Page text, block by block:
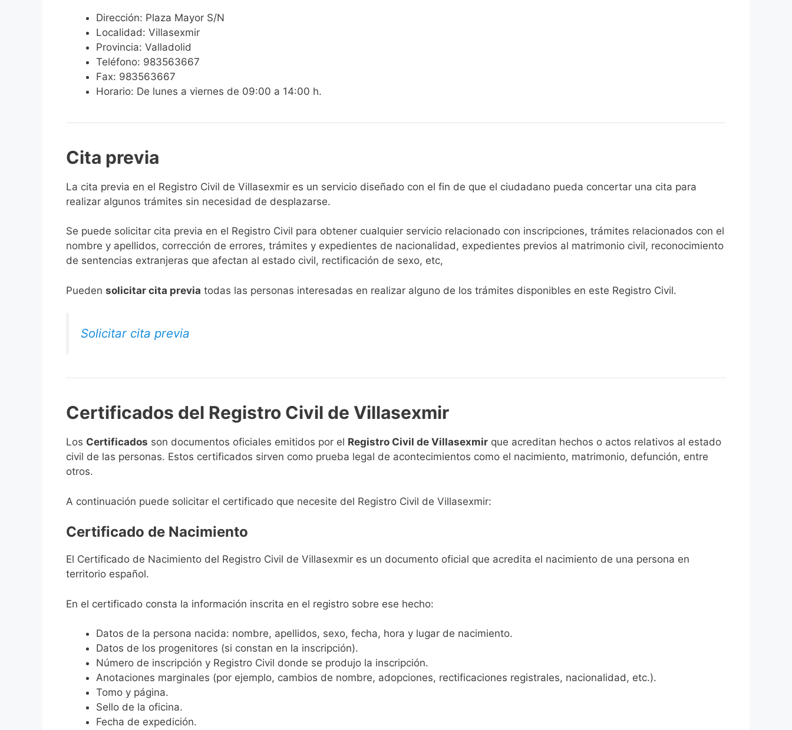
Dirección: Plaza Mayor S/N
Localidad: Villasexmir
Provincia: Valladolid
Teléfono: 983563667
Fax: 983563667
Horario: De lunes a viernes de 09:00 a 14:00 h.
Cita previa
​​​​​​​​​​​​​​​​​​​​​​​​​​​​La cita previa en el Registro Civil de Villasexmir es un servicio diseñado con el fin de que el ciudadano pueda concertar una cita para
realizar algunos trámites sin necesidad de desplazarse.​
Se puede solicitar cita previa en el Registro Civil para obtener cualquier servicio relacionado con inscripciones, trámites relacionados con el
nombre y apellidos, corrección de errores, trámites y expedientes de nacionalidad, expedientes previos al matrimonio civil, reconocimiento
de sentencias extranjeras que afectan al estado civil, rectificación de sexo, etc,
​Pueden solicitar cita previa todas las personas interesadas en realizar alguno de los trámites disponibles en este Registro Civil.​
Solicitar cita previa
Certificados del Registro Civil de Villasexmir
Los Certificados son documentos oficiales emitidos por el Registro Civil de Villasexmir que acreditan hechos o actos relativos al estado
civil de las personas. Estos certificados sirven como prueba legal de acontecimientos como el nacimiento, matrimonio, defunción, entre
otros.
A continuación puede solicitar el certificado que necesite del Registro Civil de Villasexmir:
Certificado de Nacimiento
El Certificado de Nacimiento del Registro Civil de Villasexmir es un documento oficial que acredita el nacimiento de una persona en
territorio español.
En el certificado consta la información inscrita en el registro sobre ese hecho:
Datos de la persona nacida: nombre, apellidos, sexo, fecha, hora y lugar de nacimiento.
Datos de los progenitores (si constan en la inscripción).
Número de inscripción y Registro Civil donde se produjo la inscripción.
Anotaciones marginales (por ejemplo, cambios de nombre, adopciones, rectificaciones registrales, nacionalidad, etc.).
Tomo y página.
Sello de la oficina.
Fecha de expedición.